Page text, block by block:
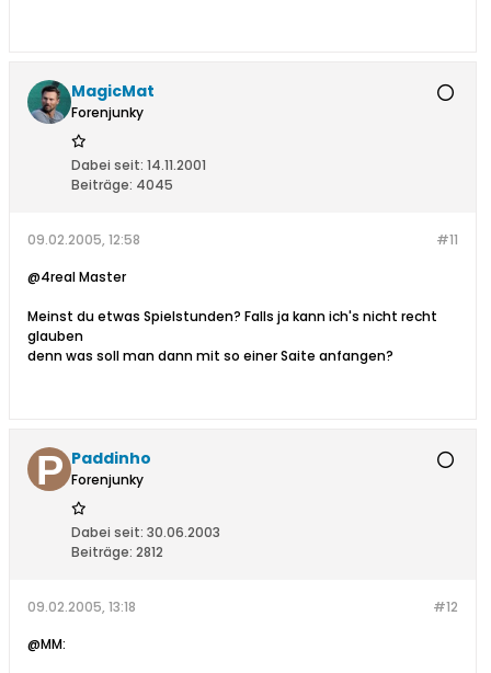
MagicMat
Forenjunky
Dabei seit: 14.11.2001
Beiträge: 4045
#11
09.02.2005, 12:58
@4real Master
Meinst du etwas Spielstunden? Falls ja kann ich's nicht recht
glauben
denn was soll man dann mit so einer Saite anfangen?
Paddinho
Forenjunky
Dabei seit: 30.06.2003
Beiträge: 2812
#12
09.02.2005, 13:18
@MM: